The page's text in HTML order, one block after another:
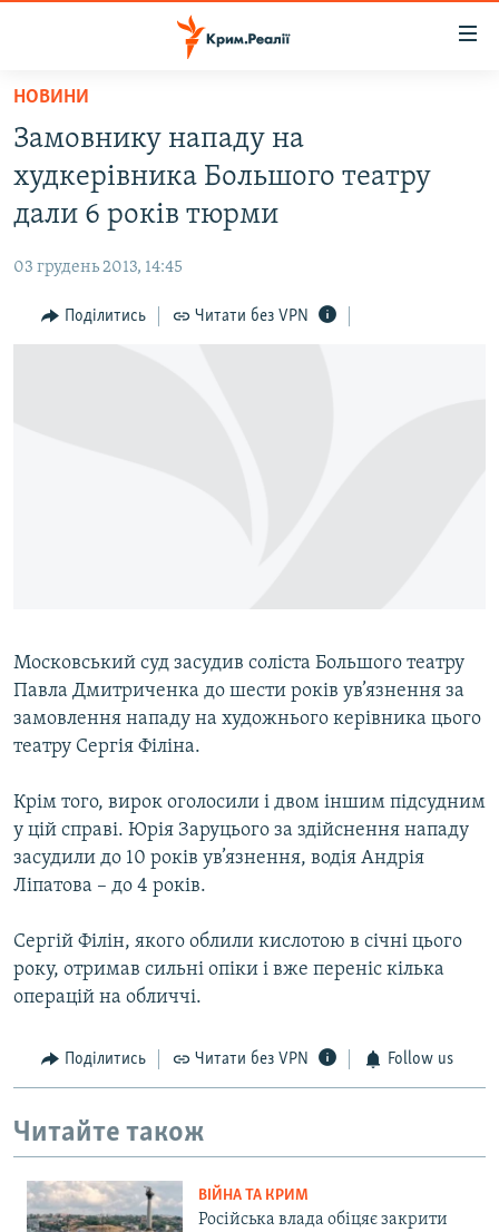
Перейти
основного
матеріалу
Перейти
до
основної
навігації
Перейти
до
ВІДЕО ТА ФОТО
БЛОГИ
ПОГЛЯД
Усі сайти RFE/RL
НОВИНИ
Замовнику нападу на
худкерівника Большого театру
дали 6 років тюрми
03 грудень 2013, 14:45
Поділитись Читати без VPN
Московський суд засудив соліста Большого театру
Павла Дмитриченка до шести років ув’язнення за
замовлення нападу на художнього керівника цього
театру Сергія Філіна.
Крім того, вирок оголосили і двом іншим підсудним
у цій справі. Юрія Заруцього за здійснення нападу
засудили до 10 років ув’язнення, водія Андрія
Ліпатова – до 4 років.
Сергій Філін, якого облили кислотою в січні цього
року, отримав сильні опіки і вже переніс кілька
операцій на обличчі.
Поділитись Читати без VPN Follow us
Читайте також
ВІЙНА ТА КРИМ
Російська влада обіцяє закрити